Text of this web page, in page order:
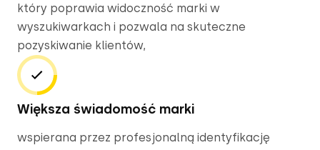
który poprawia widoczność marki w
wyszukiwarkach i pozwala na skuteczne
pozyskiwanie klientów,
Większa świadomość marki
wspierana przez profesjonalną identyfikację